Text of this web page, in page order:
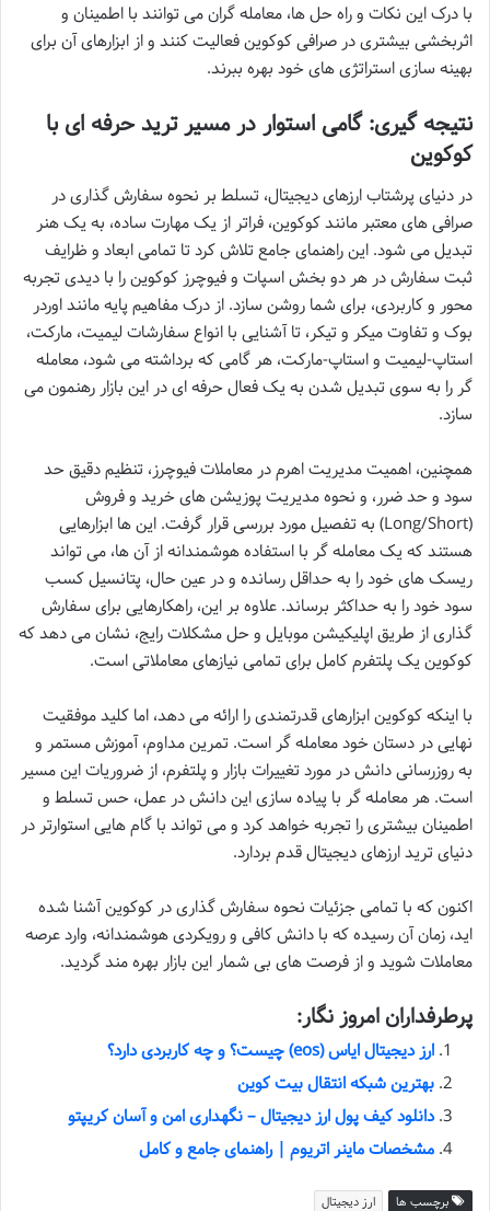
با درک این نکات و راه حل ها، معامله گران می توانند با اطمینان و
اثربخشی بیشتری در صرافی کوکوین فعالیت کنند و از ابزارهای آن برای
بهینه سازی استراتژی های خود بهره ببرند.
نتیجه گیری: گامی استوار در مسیر ترید حرفه ای با
کوکوین
در دنیای پرشتاب ارزهای دیجیتال، تسلط بر نحوه سفارش گذاری در
صرافی های معتبر مانند کوکوین، فراتر از یک مهارت ساده، به یک هنر
تبدیل می شود. این راهنمای جامع تلاش کرد تا تمامی ابعاد و ظرایف
ثبت سفارش در هر دو بخش اسپات و فیوچرز کوکوین را با دیدی تجربه
محور و کاربردی، برای شما روشن سازد. از درک مفاهیم پایه مانند اوردر
بوک و تفاوت میکر و تیکر، تا آشنایی با انواع سفارشات لیمیت، مارکت،
استاپ-لیمیت و استاپ-مارکت، هر گامی که برداشته می شود، معامله
گر را به سوی تبدیل شدن به یک فعال حرفه ای در این بازار رهنمون می
سازد.
همچنین، اهمیت مدیریت اهرم در معاملات فیوچرز، تنظیم دقیق حد
سود و حد ضرر، و نحوه مدیریت پوزیشن های خرید و فروش
(Long/Short) به تفصیل مورد بررسی قرار گرفت. این ها ابزارهایی
هستند که یک معامله گر با استفاده هوشمندانه از آن ها، می تواند
ریسک های خود را به حداقل رسانده و در عین حال، پتانسیل کسب
سود خود را به حداکثر برساند. علاوه بر این، راهکارهایی برای سفارش
گذاری از طریق اپلیکیشن موبایل و حل مشکلات رایج، نشان می دهد که
کوکوین یک پلتفرم کامل برای تمامی نیازهای معاملاتی است.
با اینکه کوکوین ابزارهای قدرتمندی را ارائه می دهد، اما کلید موفقیت
نهایی در دستان خود معامله گر است. تمرین مداوم، آموزش مستمر و
به روزرسانی دانش در مورد تغییرات بازار و پلتفرم، از ضروریات این مسیر
است. هر معامله گر با پیاده سازی این دانش در عمل، حس تسلط و
اطمینان بیشتری را تجربه خواهد کرد و می تواند با گام هایی استوارتر در
دنیای ترید ارزهای دیجیتال قدم بردارد.
اکنون که با تمامی جزئیات نحوه سفارش گذاری در کوکوین آشنا شده
اید، زمان آن رسیده که با دانش کافی و رویکردی هوشمندانه، وارد عرصه
معاملات شوید و از فرصت های بی شمار این بازار بهره مند گردید.
پرطرفداران امروز نگار:
ارز دیجیتال ایاس (eos) چیست؟ و چه کاربردی دارد؟
بهترین شبکه انتقال بیت کوین
دانلود کیف پول ارز دیجیتال – نگهداری امن و آسان کریپتو
مشخصات ماینر اتریوم | راهنمای جامع و کامل
برچسب ها ارز دیجیتال